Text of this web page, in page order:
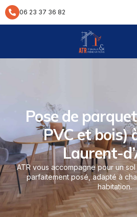
principal06 23 37 36 82
Pose de
PVC et bois)
Laurent-
ATR vous accompagne pour un
parfaitement posé, adapté à
habitation.